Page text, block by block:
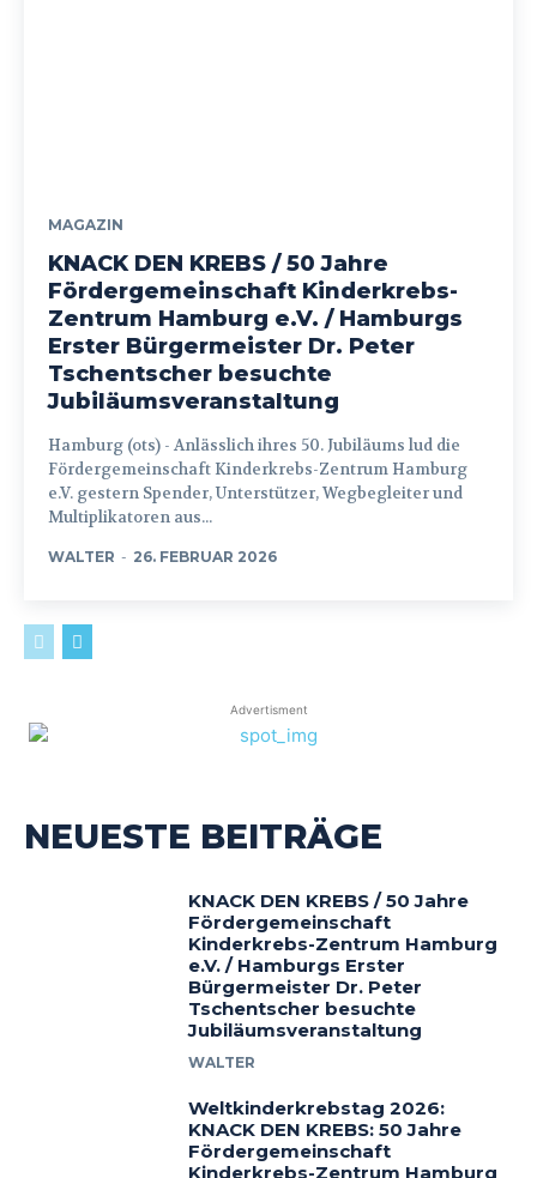
MAGAZIN
KNACK DEN KREBS / 50 Jahre
Fördergemeinschaft Kinderkrebs-
Zentrum Hamburg e.V. / Hamburgs
Erster Bürgermeister Dr. Peter
Tschentscher besuchte
Jubiläumsveranstaltung
Hamburg (ots) - Anlässlich ihres 50. Jubiläums lud die
Fördergemeinschaft Kinderkrebs-Zentrum Hamburg
e.V. gestern Spender, Unterstützer, Wegbegleiter und
Multiplikatoren aus...
WALTER - 26. FEBRUAR 2026
Advertisment
NEUESTE BEITRÄGE
KNACK DEN KREBS / 50 Jahre
Fördergemeinschaft
Kinderkrebs-Zentrum Hamburg
e.V. / Hamburgs Erster
Bürgermeister Dr. Peter
Tschentscher besuchte
Jubiläumsveranstaltung
WALTER
Weltkinderkrebstag 2026:
KNACK DEN KREBS: 50 Jahre
Fördergemeinschaft
Kinderkrebs-Zentrum Hamburg